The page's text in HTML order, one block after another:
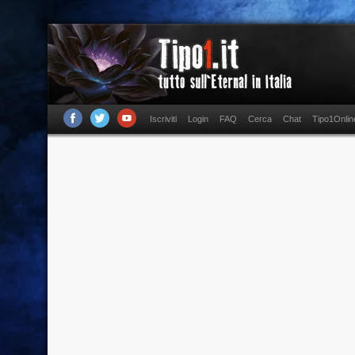
Iscriviti Login FAQ Cerca Chat